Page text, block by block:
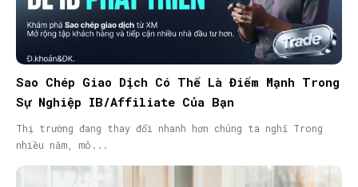
Sao Chép Giao Dịch Có Thể Là Điểm Mạnh Trong
Sự Nghiệp IB/Affiliate Của Bạn
Thị trường đang thay đổi nhanh hơn chúng ta nghĩ Trong
nhiều năm, mô...